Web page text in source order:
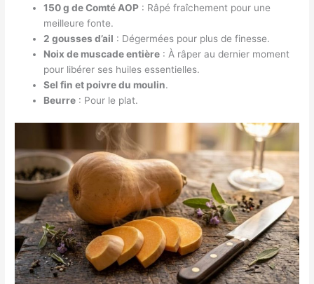
150 g de Comté AOP : Râpé fraîchement pour une
meilleure fonte.
2 gousses d’ail : Dégermées pour plus de finesse.
Noix de muscade entière : À râper au dernier moment
pour libérer ses huiles essentielles.
Sel fin et poivre du moulin.
Beurre : Pour le plat.